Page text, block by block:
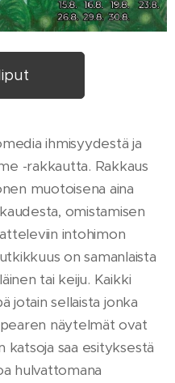
ihmisyydestä ja
-rakkautta. Rakkaus
muotoisena aina
omistamisen
intohimon
on samanlaista
tai keiju. Kaikki
jotain sellaista jonka
näytelmät ovat
katsoja saa esityksestä
hulvattomana